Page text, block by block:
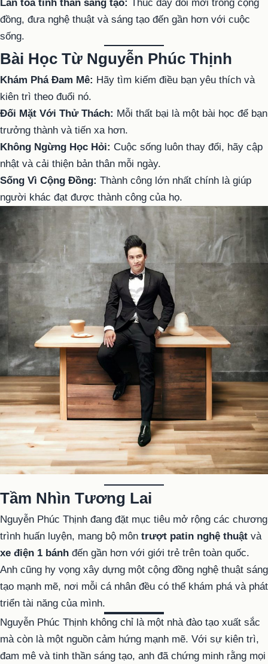
Lan tỏa tinh thần sáng tạo:
Thúc đẩy đổi mới trong cộng
đồng, đưa nghệ thuật và sáng tạo đến gần hơn với cuộc
sống.
Bài Học Từ Nguyễn Phúc Thịnh
Khám Phá Đam Mê: Hãy tìm kiếm điều bạn yêu thích và
kiên trì theo đuổi nó.
Đối Mặt Với Thử Thách: Mỗi thất bại là một bài học để bạn
trưởng thành và tiến xa hơn.
Không Ngừng Học Hỏi: Cuộc sống luôn thay đổi, hãy cập
nhật và cải thiện bản thân mỗi ngày.
Sống Vì Cộng Đồng: Thành công lớn nhất chính là giúp
người khác đạt được thành công của họ.
Tầm Nhìn Tương Lai
Nguyễn Phúc Thịnh đang đặt mục tiêu mở rộng các chương
trình huấn luyện, mang bộ môn trượt patin nghệ thuật và
xe điện 1 bánh đến gần hơn với giới trẻ trên toàn quốc.
Anh cũng hy vọng xây dựng một cộng đồng nghệ thuật sáng
tạo mạnh mẽ, nơi mỗi cá nhân đều có thể khám phá và phát
triển tài năng của mình.
Nguyễn Phúc Thịnh không chỉ là một nhà đào tạo xuất sắc
mà còn là một nguồn cảm hứng mạnh mẽ. Với sự kiên trì,
đam mê và tinh thần sáng tạo, anh đã chứng minh rằng mọi